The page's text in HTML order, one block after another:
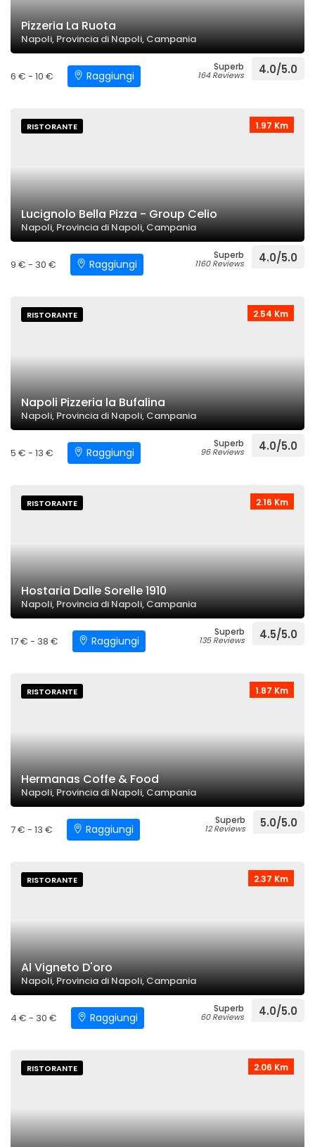
Pizzeria La Ruota
Napoli, Provincia di Napoli, Campania
6 € - 10 € Raggiungi
Superb
164 Reviews 4.0/5.0
1.97 Km
RISTORANTE
Lucignolo Bella Pizza - Group Celio
Napoli, Provincia di Napoli, Campania
9 € - 30 € Raggiungi
Superb
1160 Reviews 4.0/5.0
2.54 Km
RISTORANTE
Napoli Pizzeria la Bufalina
Napoli, Provincia di Napoli, Campania
5 € - 13 € Raggiungi
Superb
96 Reviews 4.0/5.0
2.16 Km
RISTORANTE
Hostaria Dalle Sorelle 1910
Napoli, Provincia di Napoli, Campania
17 € - 38 € Raggiungi
Superb
135 Reviews 4.5/5.0
1.87 Km
RISTORANTE
Hermanas Coffe & Food
Napoli, Provincia di Napoli, Campania
7 € - 13 € Raggiungi
Superb
12 Reviews 5.0/5.0
2.37 Km
RISTORANTE
Al Vigneto D'oro
Napoli, Provincia di Napoli, Campania
4 € - 30 € Raggiungi
Superb
60 Reviews 4.0/5.0
2.06 Km
RISTORANTE